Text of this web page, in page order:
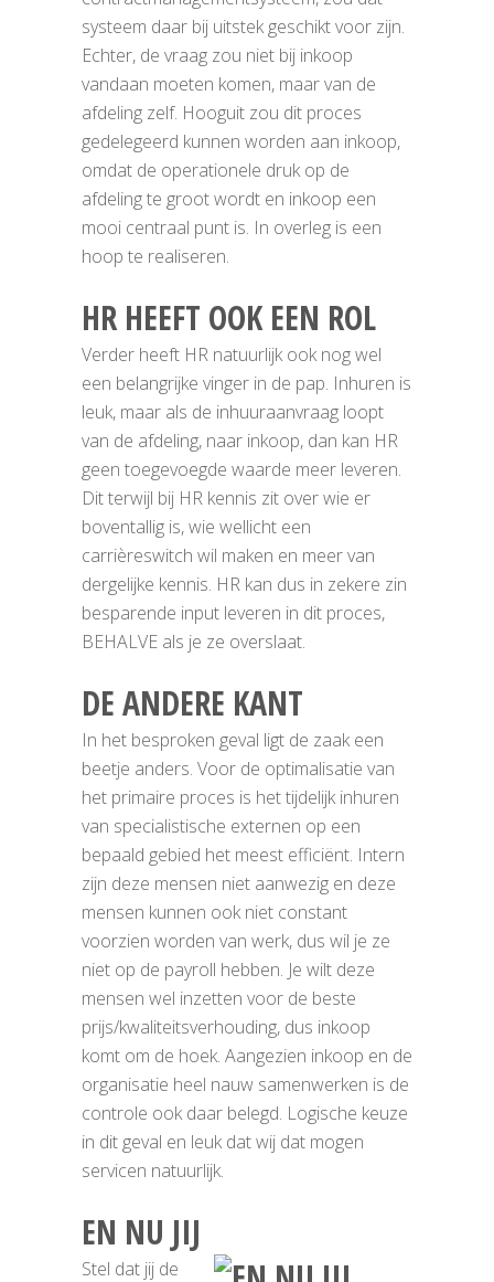
systeem daar bij uitstek geschikt voor zijn.
Echter, de vraag zou niet bij inkoop
vandaan moeten komen, maar van de
afdeling zelf. Hooguit zou dit proces
gedelegeerd kunnen worden aan inkoop,
omdat de operationele druk op de
afdeling te groot wordt en inkoop een
mooi centraal punt is. In overleg is een
hoop te realiseren.
HR HEEFT OOK EEN ROL
Verder heeft HR natuurlijk ook nog wel
een belangrijke vinger in de pap. Inhuren is
leuk, maar als de inhuuraanvraag loopt
van de afdeling, naar inkoop, dan kan HR
geen toegevoegde waarde meer leveren.
Dit terwijl bij HR kennis zit over wie er
boventallig is, wie wellicht een
carrièreswitch wil maken en meer van
dergelijke kennis. HR kan dus in zekere zin
besparende input leveren in dit proces,
BEHALVE als je ze overslaat.
DE ANDERE KANT
In het besproken geval ligt de zaak een
beetje anders. Voor de optimalisatie van
het primaire proces is het tijdelijk inhuren
van specialistische externen op een
bepaald gebied het meest efficiënt. Intern
zijn deze mensen niet aanwezig en deze
mensen kunnen ook niet constant
voorzien worden van werk, dus wil je ze
niet op de payroll hebben. Je wilt deze
mensen wel inzetten voor de beste
prijs/kwaliteitsverhouding, dus inkoop
komt om de hoek. Aangezien inkoop en de
organisatie heel nauw samenwerken is de
controle ook daar belegd. Logische keuze
in dit geval en leuk dat wij dat mogen
servicen natuurlijk.
EN NU JIJ
Stel dat jij de